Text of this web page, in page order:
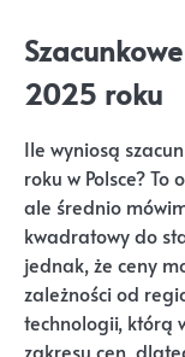
2025 roku
Ile wyniosą
roku w Polsce? To
ale średnio
kwadratowy do
jednak, że ceny
zależności od
technologii, którą